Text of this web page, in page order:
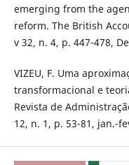
emerging from the
reform. The British
v 32, n. 4, p. 447-478,
VIZEU, F. Uma
transformacional e
Revista de
12, n. 1, p. 53-81, jan.-